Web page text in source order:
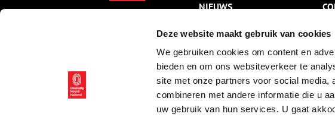
Deze website maakt gebruik van cookies
We gebruiken cookies om content en
bieden en om ons websiteverkeer te
site met onze partners voor social media,
combineren met andere informatie die u
uw gebruik van hun services. U gaat
NIEUWS
KALENDER
THEMA’S
ACTIVITEITEN
VIDEO’S